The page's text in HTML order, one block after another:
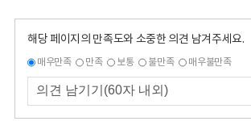
해당 페이지의 만족도와 소중한 의견 남겨주세요.
매우만족 만족 보통 불만족 매우불만족